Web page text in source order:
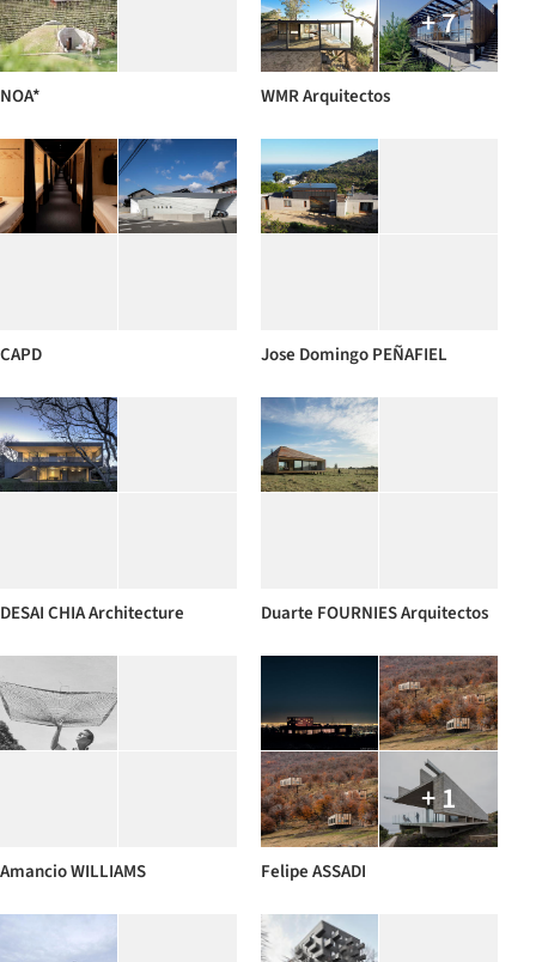
NOA*
+ 7
WMR Arquitectos
CAPD Jose Domingo PEÑAFIEL
DESAI CHIA Architecture Duarte FOURNIES Arquitectos
Amancio WILLIAMS
+ 1
Felipe ASSADI